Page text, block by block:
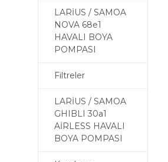
LARİUS / SAMOA
NOVA 68e1
HAVALI BOYA
POMPASI
Filtreler
LARİUS / SAMOA
GHIBLI 30a1
AİRLESS HAVALI
BOYA POMPASI